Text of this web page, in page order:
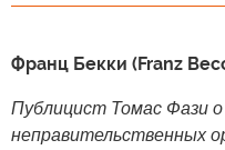
Франц Бекки (Franz
Публицист Томас Фази
неправительственных